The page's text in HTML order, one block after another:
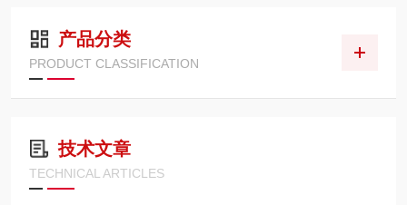
产品分类
PRODUCT CLASSIFICATION
技术文章
TECHNICAL ARTICLES